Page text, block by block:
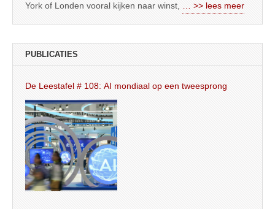
York of Londen vooral kijken naar winst, … >> lees meer
PUBLICATIES
De Leestafel # 108: AI mondiaal op een tweesprong